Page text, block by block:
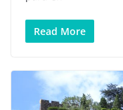
Read More